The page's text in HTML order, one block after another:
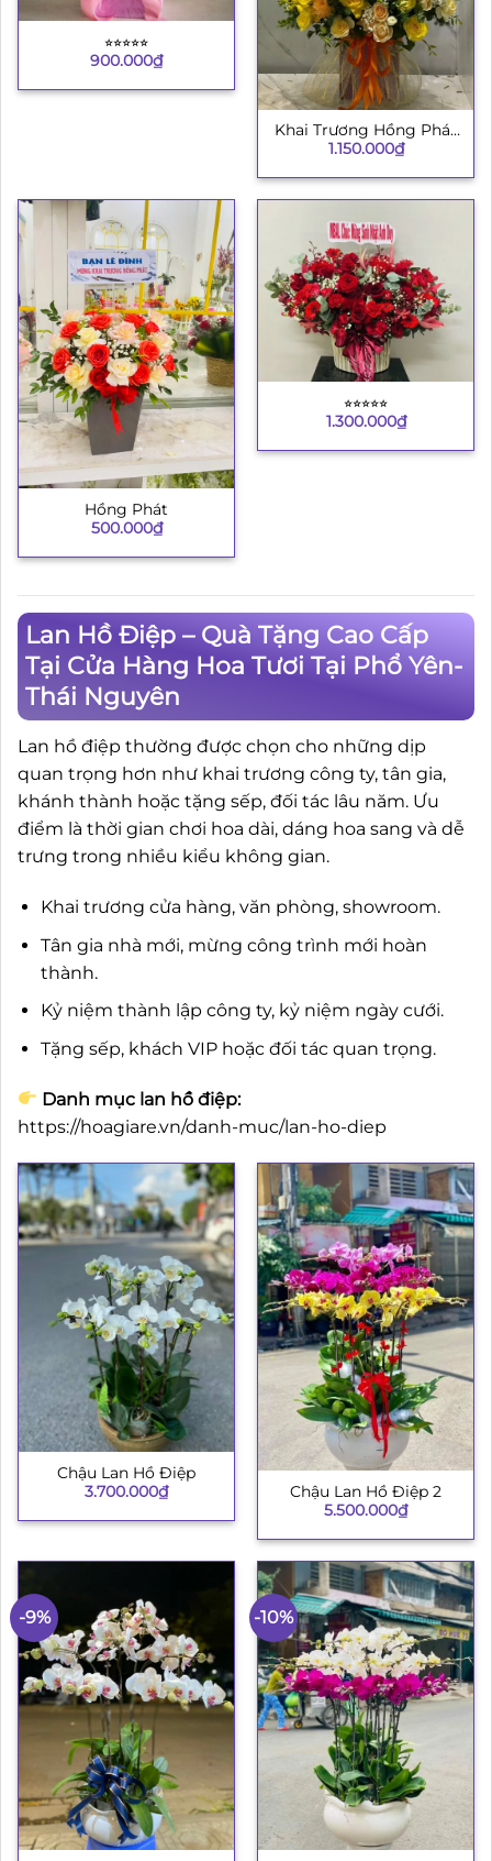
⭐︎⭐︎⭐︎⭐︎⭐︎
900.000₫
Khai Trương Hồng Phát
8
1.150.000₫
Hồng Phát
500.000₫
⭐︎⭐︎⭐︎⭐︎⭐︎
1.300.000₫
Lan Hồ Điệp – Quà Tặng Cao Cấp
Tại Cửa Hàng Hoa Tươi Tại Phổ Yên-
Thái Nguyên
Lan hồ điệp thường được chọn cho những dịp
quan trọng hơn như khai trương công ty, tân gia,
khánh thành hoặc tặng sếp, đối tác lâu năm. Ưu
điểm là thời gian chơi hoa dài, dáng hoa sang và dễ
trưng trong nhiều kiểu không gian.
Khai trương cửa hàng, văn phòng, showroom.
Tân gia nhà mới, mừng công trình mới hoàn
thành.
Kỷ niệm thành lập công ty, kỷ niệm ngày cưới.
Tặng sếp, khách VIP hoặc đối tác quan trọng.
Danh mục lan hồ điệp:
https://hoagiare.vn/danh-muc/lan-ho-diep
Chậu Lan Hồ Điệp
3.700.000₫
Chậu Lan Hồ Điệp 2
5.500.000₫
-9% -10%